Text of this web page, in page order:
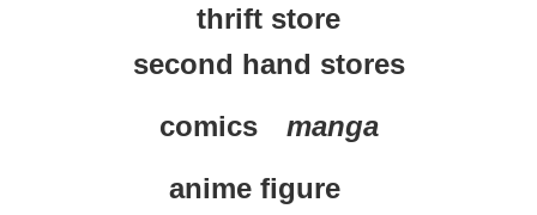
thrift store
second hand stores
comics manga
anime figure